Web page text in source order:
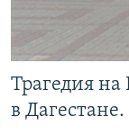
Трагедия
в